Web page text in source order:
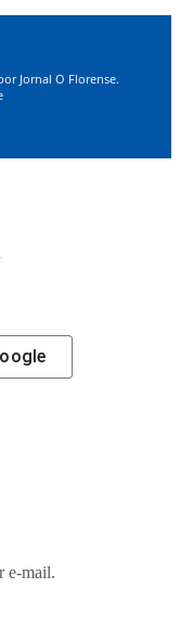
Jornal O Florense.
e-mail.